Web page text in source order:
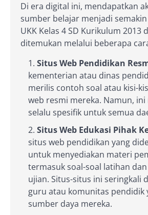
Di era digital ini, mendapatkan
sumber belajar menjadi
UKK Kelas 4 SD Kurikulum 2013
ditemukan melalui beberapa
Situs Web Pendidikan
kementerian atau dinas
merilis contoh soal atau kisi-
web resmi mereka. Namun,
selalu spesifik untuk semua
Situs Web Edukasi Pihak
situs web pendidikan yang
untuk menyediakan materi
termasuk soal-soal latihan
ujian. Situs-situs ini seringkali
guru atau komunitas pendidik
sumber daya mereka.